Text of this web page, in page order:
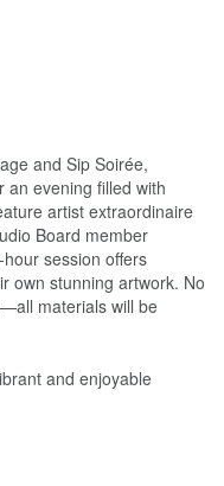
and Sip Soirée,
an evening filled with
artist extraordinaire
Board member
session offers
own stunning artwork. No
materials will be
and enjoyable